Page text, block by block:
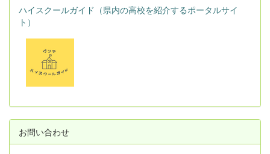
ハイスクールガイド（県内の高校を紹介するポータルサイ
ト）
お問い合わせ